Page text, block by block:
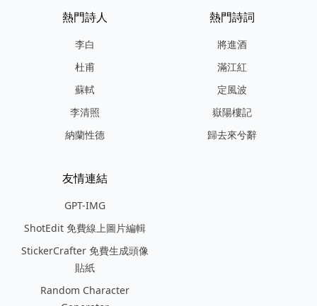
熱門詩人
李白
杜甫
蘇軾
李清照
納蘭性德
熱門詩詞
將進酒
滿江紅
定風波
嶽陽樓記
歸去來兮辭
友情連結
GPT-IMG
ShotEdit 免費線上圖片編輯
StickerCrafter 免費生成頭像
貼紙
Random Character